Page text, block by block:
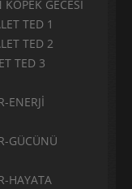
GECESİ
TED 1
TED 2
TED 3
ENERJİ
GÜCÜNÜ
HAYATA